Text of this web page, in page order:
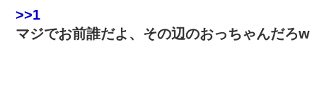
>>1
マジでお前誰だよ、その辺のおっちゃんだろw